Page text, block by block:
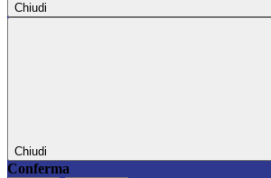
Chiudi
Chiudi
Conferma